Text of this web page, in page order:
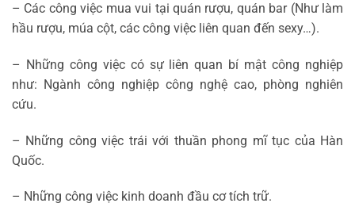
– Các công việc mua vui tại quán rượu, quán bar (Như làm
hầu rượu, múa cột, các công việc liên quan đến sexy…).
– Những công việc có sự liên quan bí mật công nghiệp
như: Ngành công nghiệp công nghệ cao, phòng nghiên
cứu.
– Những công việc trái với thuần phong mĩ tục của Hàn
Quốc.
– Những công việc kinh doanh đầu cơ tích trữ.